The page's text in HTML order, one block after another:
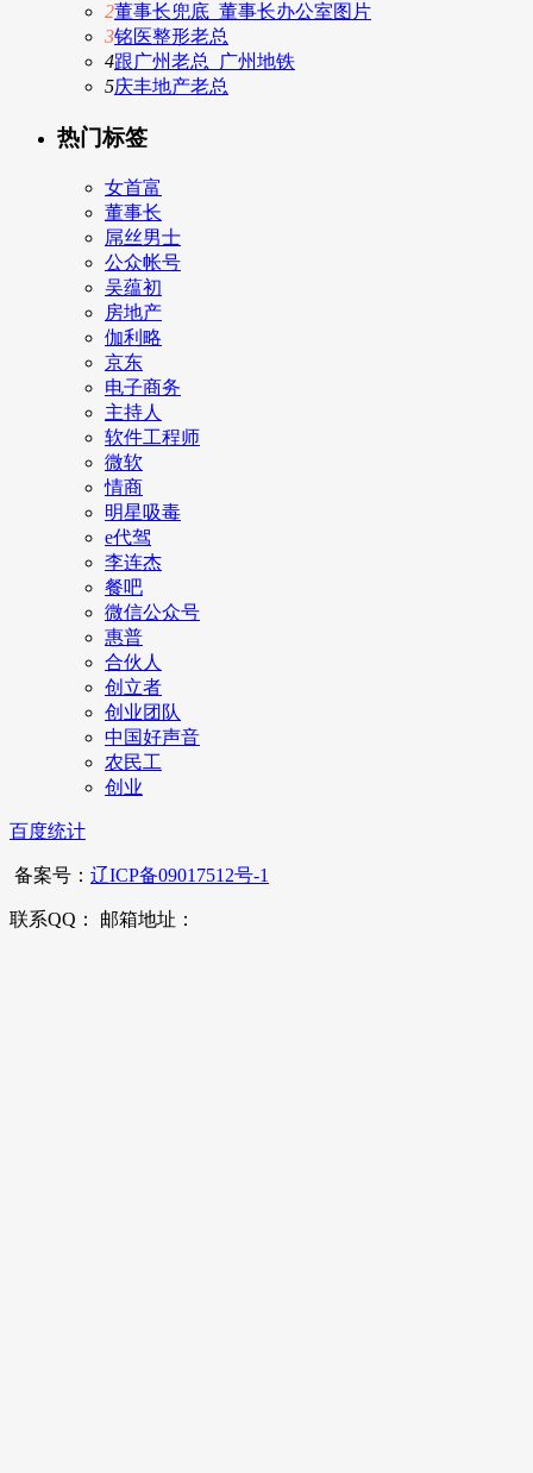
2董事长兜底_董事长办公室图片
3铭医整形老总
4跟广州老总_广州地铁
5庆丰地产老总
热门标签
女首富
董事长
屌丝男士
公众帐号
吴蕴初
房地产
伽利略
京东
电子商务
主持人
软件工程师
微软
情商
明星吸毒
e代驾
李连杰
餐吧
微信公众号
惠普
合伙人
创立者
创业团队
中国好声音
农民工
创业
百度统计
备案号： 辽ICP备09017512号-1
联系QQ： 邮箱地址：